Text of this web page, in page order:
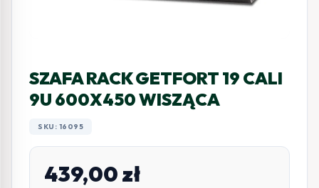
SZAFA RACK GETFORT 19 CALI
9U 600X450 WISZĄCA
SKU: 16095
439,00zł